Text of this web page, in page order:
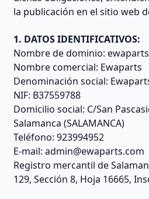
la publicación en el sitio web
1. DATOS IDENTIFICATIVOS:
Nombre de dominio:
Nombre comercial: Ewaparts
Denominación social:
NIF: B37559788
Domicilio social: C/San
Salamanca (SALAMANCA)
Teléfono: 923994952
E-mail: admin@ewaparts.com
Registro mercantil de
129, Sección 8, Hoja 16665,